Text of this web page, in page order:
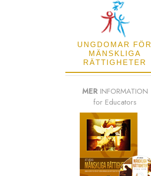
UNGDOMAR FÖR
MÄNSKLIGA
RÄTTIGHETER
MER INFORMATION
for Educators